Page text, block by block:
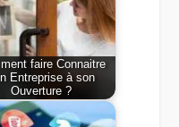
faire Connaitre
Entreprise à son
Ouverture ?